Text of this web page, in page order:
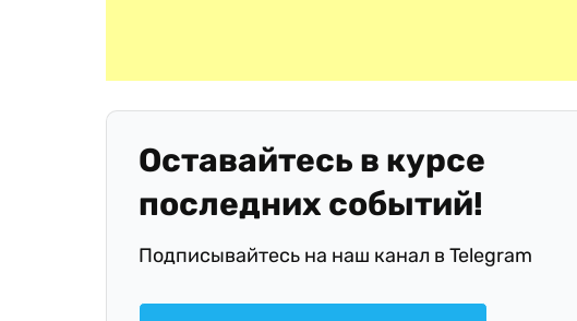
Оставайтесь в курсе
последних событий!
Подписывайтесь на наш канал в Telegram